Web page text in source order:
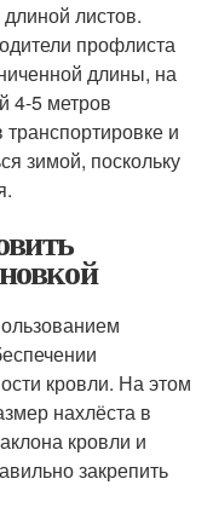
листов.
профлиста
длины, на
4-5 метров
и
зимой, поскольку
кровли. На этом
нахлёста в
кровли и
закрепить